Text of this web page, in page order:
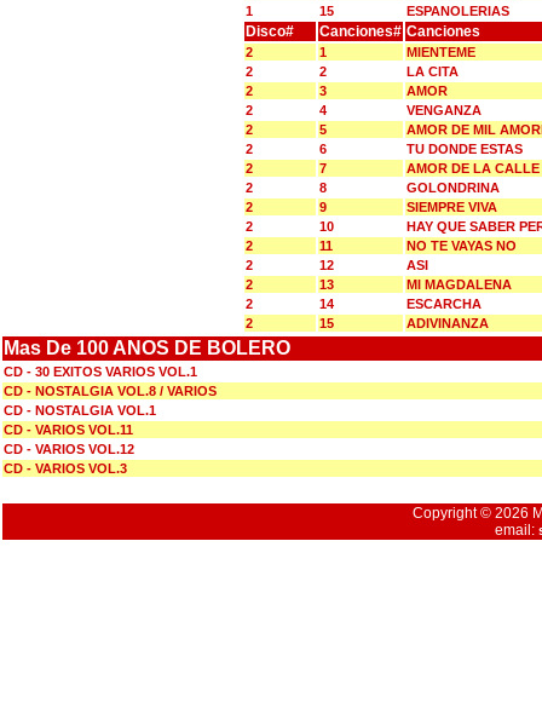
1
15 ESPANOLERIAS
Disco# Canciones# Canciones
2 1
MIENTEME
2
2
LA CITA
2
3
AMOR
2
4
VENGANZA
2
5
AMOR DE MIL
2
6
TU DONDE ESTAS
2
7
AMOR DE LA CALLE
2
8
GOLONDRINA
2
9
SIEMPRE VIVA
2
10
HAY QUE SABER
2
11
NO TE VAYAS NO
2
12
ASI
2
13
MI MAGDALENA
2
14
ESCARCHA
2
15 ADIVINANZA
Mas De 100 ANOS DE BOLERO
CD - 30 EXITOS VARIOS VOL.1
CD - NOSTALGIA VOL.8 / VARIOS
CD - NOSTALGIA VOL.1
CD - VARIOS VOL.11
CD - VARIOS VOL.12
CD - VARIOS VOL.3
Copyright © 2026
email: